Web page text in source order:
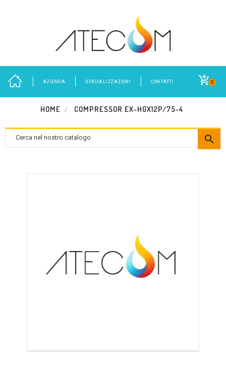
0
AZIENDA SPECIALIZZAZIONI CONTATTI
HOME COMPRESSOR EX-HGX12P/75-4
